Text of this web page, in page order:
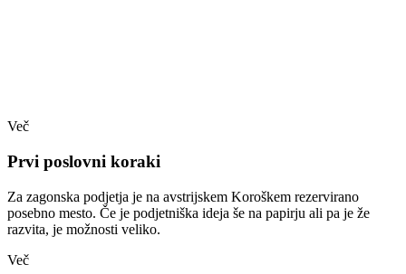
Več
Prvi poslovni koraki
Za zagonska podjetja je na avstrijskem Koroškem rezervirano
posebno mesto. Če je podjetniška ideja še na papirju ali pa je že
razvita, je možnosti veliko.
Več